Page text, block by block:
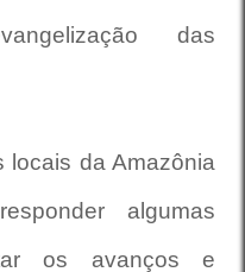
das
locais da Amazônia
algumas
os avanços e